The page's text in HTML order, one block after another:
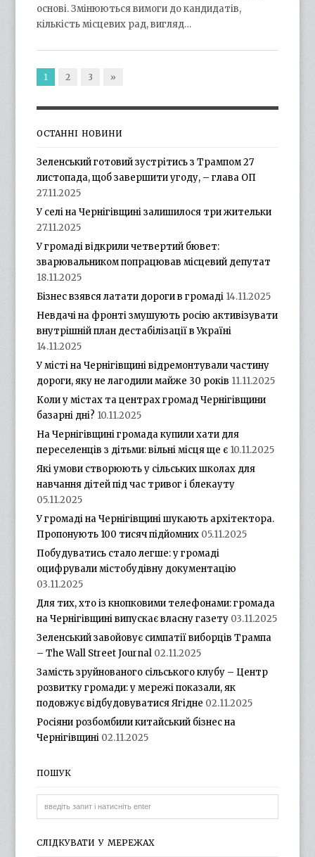
основі. Змінюються вимоги до кандидатів,
кількість місцевих рад, вигляд…
1 2 3 »
ОСТАННІ НОВИНИ
Зеленський готовий зустрітись з Трампом 27
листопада, щоб завершити угоду, – глава ОП
27.11.2025
У селі на Чернігівщині залишилося три жительки
27.11.2025
У громаді відкрили четвертий бювет:
зварювальником попрацював місцевий депутат
18.11.2025
Бізнес взявся латати дороги в громаді 14.11.2025
Невдачі на фронті змушують росію активізувати
внутрішній план дестабілізації в Україні
14.11.2025
У місті на Чернігівщині відремонтували частину
дороги, яку не лагодили майже 30 років 11.11.2025
Коли у містах та центрах громад Чернігівщини
базарні дні? 10.11.2025
На Чернігівщині громада купили хати для
переселенців з дітьми: вільні місця ще є 10.11.2025
Які умови створюють у сільських школах для
навчання дітей під час тривог і блекауту
05.11.2025
У громаді на Чернігівщині шукають архітектора.
Пропонують 100 тисяч підйомних 05.11.2025
Побудуватись стало легше: у громаді
оцифрували містобудівну документацію
03.11.2025
Для тих, хто із кнопковими телефонами: громада
на Чернігівщині випускає власну газету 03.11.2025
Зеленський завойовує симпатії виборців Трампа
– The Wall Street Journal 02.11.2025
Замість зруйнованого сільського клубу – Центр
розвитку громади: у мережі показали, як
подовжує відбудовуватися Ягідне 02.11.2025
Росіяни розбомбили китайський бізнес на
Чернігівщині 02.11.2025
ПОШУК
СЛІДКУВАТИ У МЕРЕЖАХ